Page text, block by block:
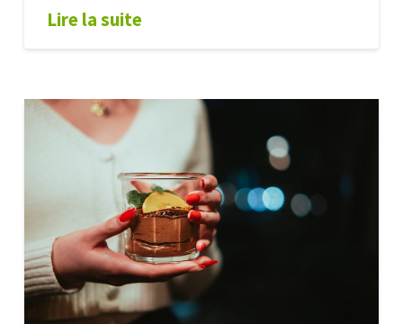
Lire la suite
L’alimentation
futur
sera-
%
crue
et